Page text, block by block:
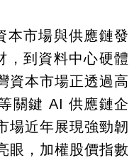
本市場與供應鏈發
，到資料中心硬體
資本市場正透過高
關鍵 AI 供應鏈企
場近年展現強勁韌
眼，加權股價指數